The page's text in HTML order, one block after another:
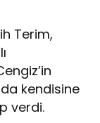
Terim,
kendisine
verdi.